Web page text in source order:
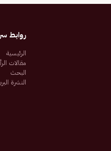
روابط
الرئيسية
مقالات
البحث
النشرة